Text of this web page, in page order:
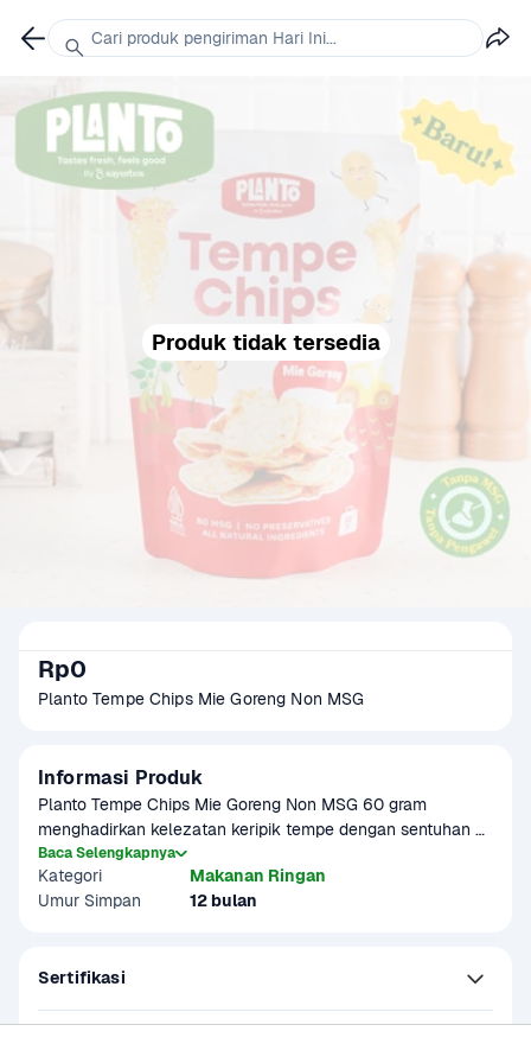
Produk tidak tersedia
Rp0
Planto Tempe Chips Mie Goreng Non MSG
Informasi Produk
Planto Tempe Chips Mie Goreng Non MSG 60 gram
menghadirkan kelezatan keripik tempe dengan sentuhan
rasa mie goreng yang gurih dan menggoda tanpa tambahan
MSG. Dibuat dari bahan alami pilihan, camilan ini cocok
untuk Anda yang mencari snack sehat tanpa
sempurna untuk menemani waktu santai, kerja, atau
Baca Selengkapnya
Kategori
Makanan Ringan
Umur Simpan
12 bulan
Sertifikasi
Cari produk pengiriman Hari Ini...